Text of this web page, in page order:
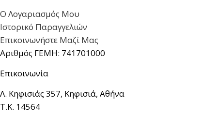
Ο Λογαριασμός Μου
Ιστορικό Παραγγελιών
Επικοινωνήστε Μαζί Μας
Αριθμός ΓΕΜΗ: 741701000
Επικοινωνία
Λ. Κηφισιάς 357, Κηφισιά, Αθήνα
Τ.Κ. 14564